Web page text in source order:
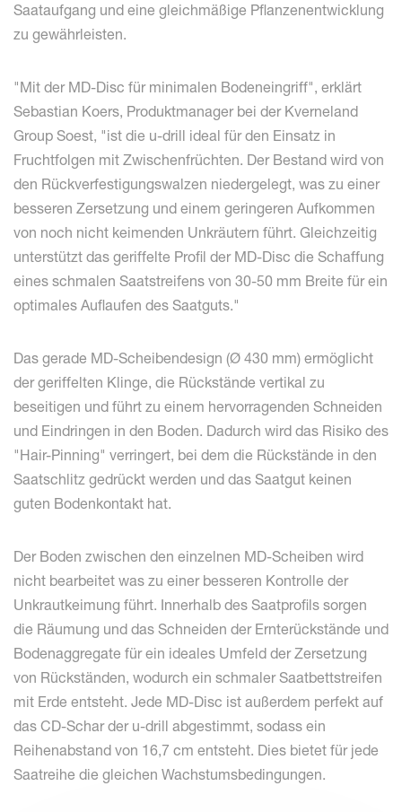
Saataufgang und eine gleichmäßige Pflanzenentwicklung
zu gewährleisten.
"Mit der MD-Disc für minimalen Bodeneingriff", erklärt
Sebastian Koers, Produktmanager bei der Kverneland
Group Soest, "ist die u-drill ideal für den Einsatz in
Fruchtfolgen mit Zwischenfrüchten. Der Bestand wird von
den Rückverfestigungswalzen niedergelegt, was zu einer
besseren Zersetzung und einem geringeren Aufkommen
von noch nicht keimenden Unkräutern führt. Gleichzeitig
unterstützt das geriffelte Profil der MD-Disc die Schaffung
eines schmalen Saatstreifens von 30-50 mm Breite für ein
optimales Auflaufen des Saatguts."
Das gerade MD-Scheibendesign (Ø 430 mm) ermöglicht
der geriffelten Klinge, die Rückstände vertikal zu
beseitigen und führt zu einem hervorragenden Schneiden
und Eindringen in den Boden. Dadurch wird das Risiko des
"Hair-Pinning" verringert, bei dem die Rückstände in den
Saatschlitz gedrückt werden und das Saatgut keinen
guten Bodenkontakt hat.
Der Boden zwischen den einzelnen MD-Scheiben wird
nicht bearbeitet was zu einer besseren Kontrolle der
Unkrautkeimung führt. Innerhalb des Saatprofils sorgen
die Räumung und das Schneiden der Ernterückstände und
Bodenaggregate für ein ideales Umfeld der Zersetzung
von Rückständen, wodurch ein schmaler Saatbettstreifen
mit Erde entsteht. Jede MD-Disc ist außerdem perfekt auf
das CD-Schar der u-drill abgestimmt, sodass ein
Reihenabstand von 16,7 cm entsteht. Dies bietet für jede
Saatreihe die gleichen Wachstumsbedingungen.